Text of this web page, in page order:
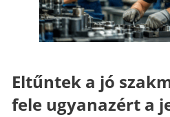
Eltűntek a jó
fele ugyanazért a